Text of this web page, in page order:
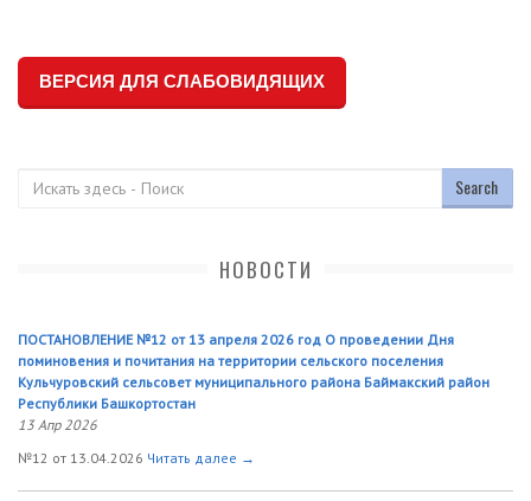
ВЕРСИЯ ДЛЯ СЛАБОВИДЯЩИХ
НОВОСТИ
ПОСТАНОВЛЕНИЕ №12 от 13 апреля 2026 год О проведении Дня
поминовения и почитания на территории сельского поселения
Кульчуровский сельсовет муниципального района Баймакский район
Республики Башкортостан
13 Апр 2026
№12 от 13.04.2026 Читать далее →